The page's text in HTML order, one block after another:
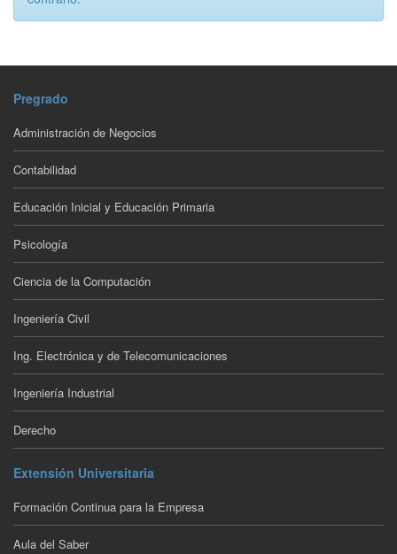
Pregrado
Administración de Negocios
Contabilidad
Educación Inicial y Educación Primaria
Psicología
Ciencia de la Computación
Ingeniería Civil
Ing. Electrónica y de Telecomunicaciones
Ingeniería Industrial
Derecho
Extensión Universitaria
Formación Continua para la Empresa
Aula del Saber